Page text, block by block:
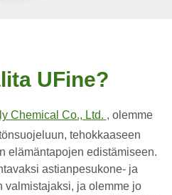
UFine?
Chemical Co., Ltd. , olemme
tehokkaaseen
elämäntapojen edistämiseen.
astianpesukone- ja
valmistajaksi, ja olemme jo